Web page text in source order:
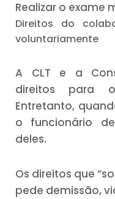
Realizar o exame
Direitos do
voluntariamente
A CLT e a
direitos para
Entretanto,
o funcionário
deles.
Os direitos que
pede demissão,